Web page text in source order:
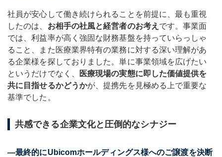
社員が安心して働き続けられることを前提に、最も重視
したのは、 お相手の社風と経営者のお考え です。事業面
では、利益率が高く強固な財務基盤を持っていらっしゃ
ること、また医療業界特有の業務に対する深い理解があ
る企業様を探しておりました。単に事業領域を広げたい
というだけでなく、
医療現場の実態に即した価値提供を
共に目指せるかどうかが、提携先を見極める上で重要な
基準でした。
共感できる企業文化と圧倒的なシナジー
―最終的にUbicomホールディングス様へのご譲渡を決断